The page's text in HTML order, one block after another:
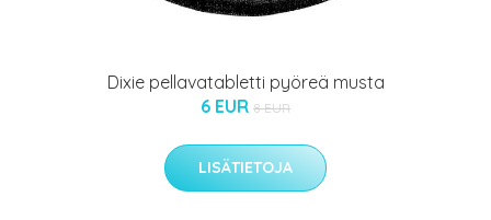
Dixie pellavatabletti pyöreä musta
6 EUR 8 EUR
LISÄTIETOJA